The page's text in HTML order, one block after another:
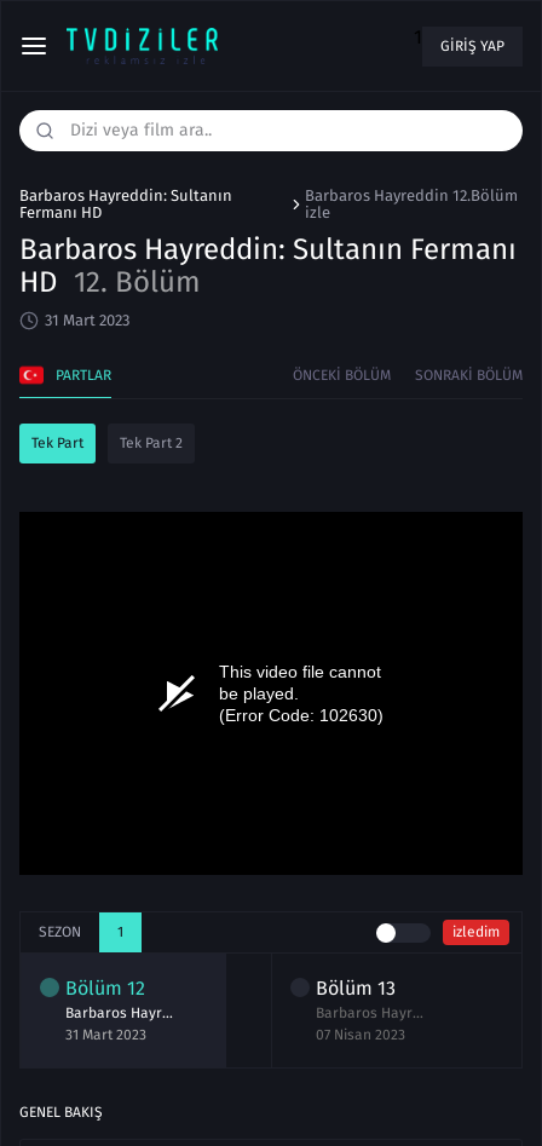
1 GIRIŞ YAP
Barbaros Hayreddin: Sultanın
Fermanı HD
Barbaros Hayreddin 12.Bölüm
izle
Barbaros Hayreddin: Sultanın Fermanı
HD 12. Bölüm
31 Mart 2023
PARTLAR ÖNCEKI BÖLÜM SONRAKI BÖLÜM
Tek Part Tek Part 2
SEZON 1 izledim
Bölüm 12
Barbaros Hayreddin 12.Bölüm izle
31 Mart 2023
Bölüm 13
Barbaros Hayreddin 13.Bölüm izle
07 Nisan 2023
GENEL BAKIŞ